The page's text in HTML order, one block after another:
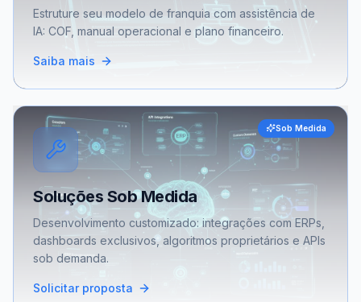
Estruture seu modelo de franquia com assistência de
IA: COF, manual operacional e plano financeiro.
Saiba mais
Sob Medida
Soluções Sob Medida
Desenvolvimento customizado: integrações com ERPs,
dashboards exclusivos, algoritmos proprietários e APIs
sob demanda.
Solicitar proposta